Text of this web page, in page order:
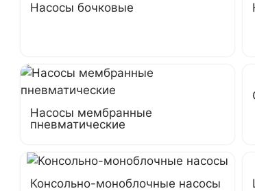
Насосы бочковые
Насосы мембранные
пневматические
Консольно-моноблочные насосы